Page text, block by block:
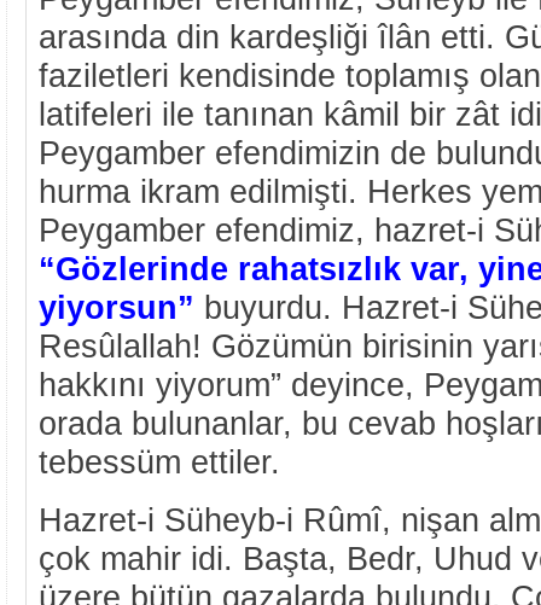
arasında din kardeşliği îlân etti.
faziletleri kendisinde toplamış
latifeleri ile tanınan kâmil bir zât
Peygamber efendimizin de
hurma ikram edilmişti. Herkes
Peygamber efendimiz, hazret-i
“Gözlerinde rahatsızlık var,
yiyorsun” buyurdu. Hazret-i
Resûlallah! Gözümün birisinin
hakkını yiyorum” deyince,
orada bulunanlar, bu cevab
tebessüm ettiler.
Hazret-i Süheyb-i Rûmî, nişan
çok mahir idi. Başta, Bedr, Uhud
üzere bütün gazalarda bulundu.